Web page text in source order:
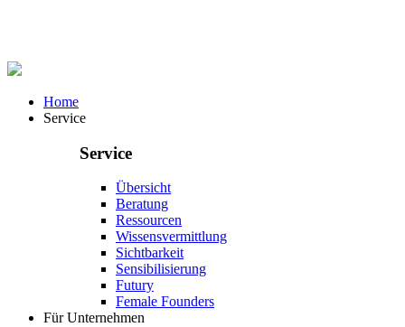
Home
Service
Service
Übersicht
Beratung
Ressourcen
Wissensvermittlung
Sichtbarkeit
Sensibilisierung
Futury
Female Founders
Für Unternehmen